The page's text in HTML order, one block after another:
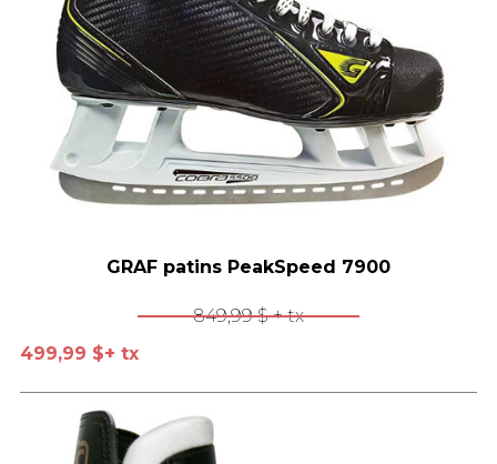
GRAF patins PeakSpeed 7900
849,99 $+ tx
499,99 $+ tx